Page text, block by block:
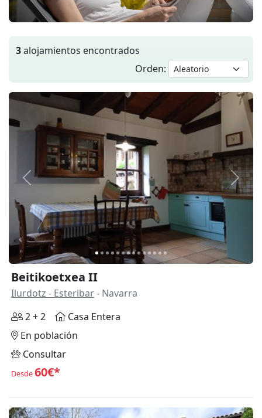
3alojamientos encontrados
Orden:
Anterior
Beitikoetxea II
Ilurdotz - Esteribar- Navarra
2 + 2
Casa Entera
En población
Consultar
Desde60€*